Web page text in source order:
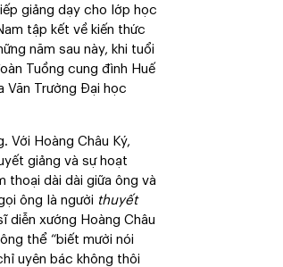
giảng dạy cho lớp học
tập kết về kiến thức
năm sau này, khi tuổi
Tuồng cung đình Huế
Văn Trường Đại học
Với Hoàng Châu Ký,
giảng và sự hoạt
thoại dài dài giữa ông và
ông là người thuyết
diễn xướng Hoàng Châu
thể “biết mười nói
uyên bác không thôi